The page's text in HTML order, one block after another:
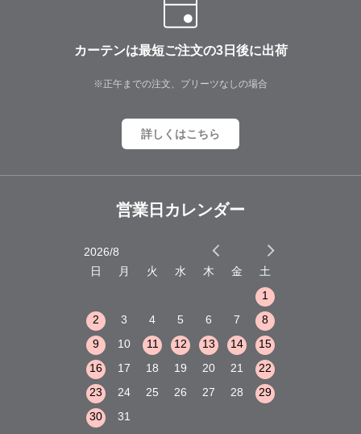
カーテンは最短ご注文の3日後に出荷
※正午までの注文、プリーツなしの場合
詳しくはこちら
営業日カレンダー
2026/8
日
月 火 水 木 金
土
1
2
3 4 5 6 7
8
9
10 11 12 13 14
15
16
17 18 19 20 21
22
23
24 25 26 27 28
29
30
31